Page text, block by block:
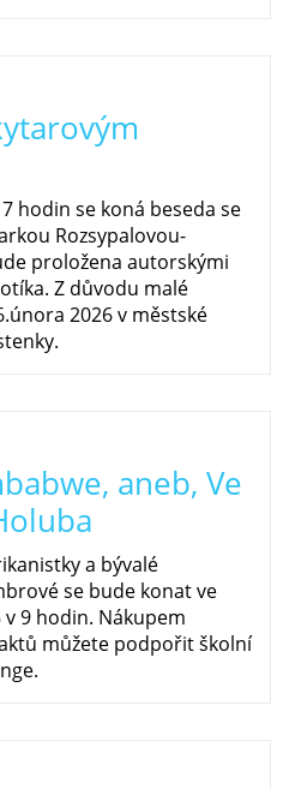
hodin se koná beseda se
Rozsypalovou-
proložena autorskými
Z důvodu malé
2026 v městské
aneb, Ve
a bývalé
se bude konat ve
9 hodin. Nákupem
můžete podpořit školní